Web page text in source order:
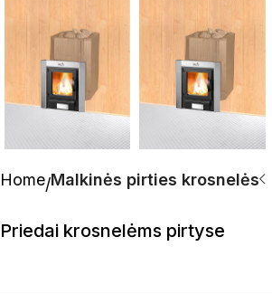
Home Malkinės pirties krosnelės
Priedai krosnelėms pirtyse